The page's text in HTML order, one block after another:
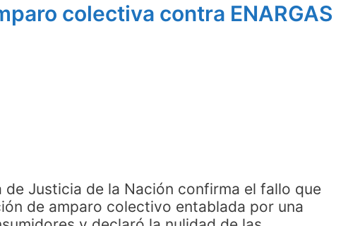
colectiva contra ENARGAS
de Justicia de la Nación confirma el fallo que
de amparo colectivo entablada por una